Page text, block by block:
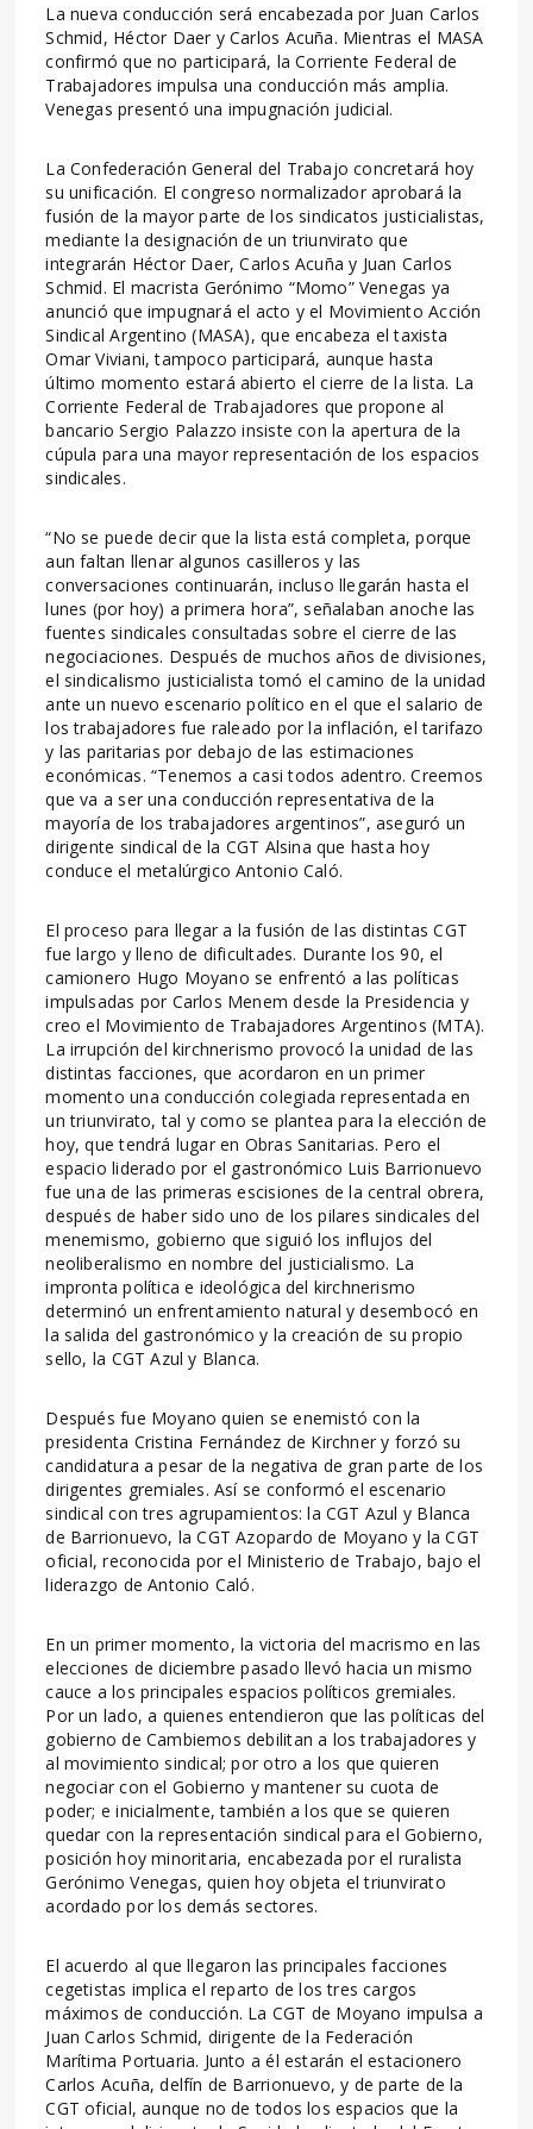
La nueva conducción será encabezada por Juan Carlos
Schmid, Héctor Daer y Carlos Acuña. Mientras el MASA
confirmó que no participará, la Corriente Federal de
Trabajadores impulsa una conducción más amplia.
Venegas presentó una impugnación judicial.
La Confederación General del Trabajo concretará hoy
su unificación. El congreso normalizador aprobará la
fusión de la mayor parte de los sindicatos justicialistas,
mediante la designación de un triunvirato que
integrarán Héctor Daer, Carlos Acuña y Juan Carlos
Schmid. El macrista Gerónimo “Momo” Venegas ya
anunció que impugnará el acto y el Movimiento Acción
Sindical Argentino (MASA), que encabeza el taxista
Omar Viviani, tampoco participará, aunque hasta
último momento estará abierto el cierre de la lista. La
Corriente Federal de Trabajadores que propone al
bancario Sergio Palazzo insiste con la apertura de la
cúpula para una mayor representación de los espacios
sindicales.
“No se puede decir que la lista está completa, porque
aun faltan llenar algunos casilleros y las
conversaciones continuarán, incluso llegarán hasta el
lunes (por hoy) a primera hora”, señalaban anoche las
fuentes sindicales consultadas sobre el cierre de las
negociaciones. Después de muchos años de divisiones,
el sindicalismo justicialista tomó el camino de la unidad
ante un nuevo escenario político en el que el salario de
los trabajadores fue raleado por la inflación, el tarifazo
y las paritarias por debajo de las estimaciones
económicas. “Tenemos a casi todos adentro. Creemos
que va a ser una conducción representativa de la
mayoría de los trabajadores argentinos”, aseguró un
dirigente sindical de la CGT Alsina que hasta hoy
conduce el metalúrgico Antonio Caló.
El proceso para llegar a la fusión de las distintas CGT
fue largo y lleno de dificultades. Durante los 90, el
camionero Hugo Moyano se enfrentó a las políticas
impulsadas por Carlos Menem desde la Presidencia y
creo el Movimiento de Trabajadores Argentinos (MTA).
La irrupción del kirchnerismo provocó la unidad de las
distintas facciones, que acordaron en un primer
momento una conducción colegiada representada en
un triunvirato, tal y como se plantea para la elección de
hoy, que tendrá lugar en Obras Sanitarias. Pero el
espacio liderado por el gastronómico Luis Barrionuevo
fue una de las primeras escisiones de la central obrera,
después de haber sido uno de los pilares sindicales del
menemismo, gobierno que siguió los influjos del
neoliberalismo en nombre del justicialismo. La
impronta política e ideológica del kirchnerismo
determinó un enfrentamiento natural y desembocó en
la salida del gastronómico y la creación de su propio
sello, la CGT Azul y Blanca.
Después fue Moyano quien se enemistó con la
presidenta Cristina Fernández de Kirchner y forzó su
candidatura a pesar de la negativa de gran parte de los
dirigentes gremiales. Así se conformó el escenario
sindical con tres agrupamientos: la CGT Azul y Blanca
de Barrionuevo, la CGT Azopardo de Moyano y la CGT
oficial, reconocida por el Ministerio de Trabajo, bajo el
liderazgo de Antonio Caló.
En un primer momento, la victoria del macrismo en las
elecciones de diciembre pasado llevó hacia un mismo
cauce a los principales espacios políticos gremiales.
Por un lado, a quienes entendieron que las políticas del
gobierno de Cambiemos debilitan a los trabajadores y
al movimiento sindical; por otro a los que quieren
negociar con el Gobierno y mantener su cuota de
poder; e inicialmente, también a los que se quieren
quedar con la representación sindical para el Gobierno,
posición hoy minoritaria, encabezada por el ruralista
Gerónimo Venegas, quien hoy objeta el triunvirato
acordado por los demás sectores.
El acuerdo al que llegaron las principales facciones
cegetistas implica el reparto de los tres cargos
máximos de conducción. La CGT de Moyano impulsa a
Juan Carlos Schmid, dirigente de la Federación
Marítima Portuaria. Junto a él estarán el estacionero
Carlos Acuña, delfín de Barrionuevo, y de parte de la
CGT oficial, aunque no de todos los espacios que la